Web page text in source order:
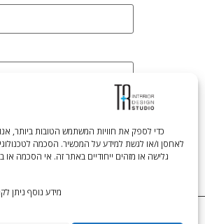
לאחסן ו/או לגשת למידע על המכשיר. הסכמה
גלישה או מזהים ייחודיים באתר זה. אי הסכמה
מידע נוסף ניתן